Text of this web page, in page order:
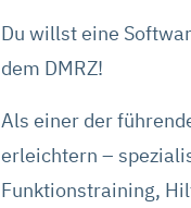
Du willst eine
dem DMRZ!
Als einer der
erleichtern –
Funktionstraining,